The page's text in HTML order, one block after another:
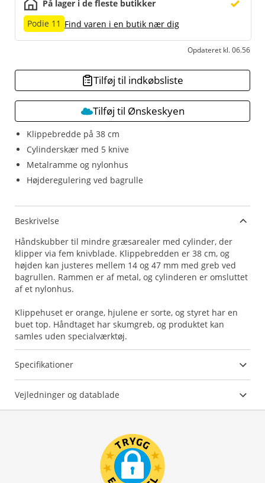
Klippebredde på 38 cm
Cylinderskær med 5 knive
Metalramme og nylonhus
Højderegulering ved bagrulle
På lager i de fleste butikker
Podie 11 Find varen i en butik nær dig
Opdateret kl. 06.56
Tilføj til indkøbsliste
Tilføj til Ønskeskyen
Beskrivelse
Håndskubber til mindre græsarealer med cylinder, der
klipper via fem knivblade. Klippebredden er 38 cm, og
højden kan justeres mellem 14 og 47 mm med greb ved
bagrullen. Rammen er af metal, og cylinderen er omsluttet
af et nylonhus.
Klippehuset er orange, hjulene er sorte, og styret har en
buet top. Håndtaget har skumgreb, og produktet kan
samles uden specialværktøj.
Specifikationer
Vejledninger og datablade